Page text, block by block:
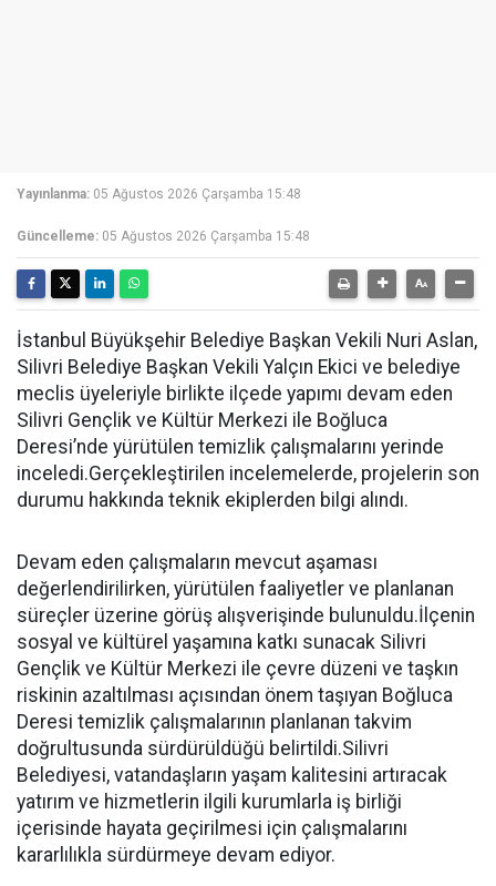
Yayınlanma: 05 Ağustos 2026 Çarşamba 15:48
Güncelleme: 05 Ağustos 2026 Çarşamba 15:48
İstanbul Büyükşehir Belediye Başkan Vekili Nuri Aslan,
Silivri Belediye Başkan Vekili Yalçın Ekici ve belediye
meclis üyeleriyle birlikte ilçede yapımı devam eden
Silivri Gençlik ve Kültür Merkezi ile Boğluca
Deresi’nde yürütülen temizlik çalışmalarını yerinde
inceledi.Gerçekleştirilen incelemelerde, projelerin son
durumu hakkında teknik ekiplerden bilgi alındı.
Devam eden çalışmaların mevcut aşaması
değerlendirilirken, yürütülen faaliyetler ve planlanan
süreçler üzerine görüş alışverişinde bulunuldu.İlçenin
sosyal ve kültürel yaşamına katkı sunacak Silivri
Gençlik ve Kültür Merkezi ile çevre düzeni ve taşkın
riskinin azaltılması açısından önem taşıyan Boğluca
Deresi temizlik çalışmalarının planlanan takvim
doğrultusunda sürdürüldüğü belirtildi.Silivri
Belediyesi, vatandaşların yaşam kalitesini artıracak
yatırım ve hizmetlerin ilgili kurumlarla iş birliği
içerisinde hayata geçirilmesi için çalışmalarını
kararlılıkla sürdürmeye devam ediyor.